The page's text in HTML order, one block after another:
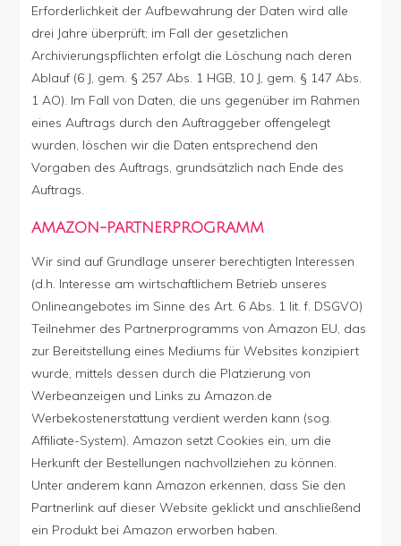
Erforderlichkeit der Aufbewahrung der Daten wird alle
drei Jahre überprüft; im Fall der gesetzlichen
Archivierungspflichten erfolgt die Löschung nach deren
Ablauf (6 J, gem. § 257 Abs. 1 HGB, 10 J, gem. § 147 Abs.
1 AO). Im Fall von Daten, die uns gegenüber im Rahmen
eines Auftrags durch den Auftraggeber offengelegt
wurden, löschen wir die Daten entsprechend den
Vorgaben des Auftrags, grundsätzlich nach Ende des
Auftrags.
AMAZON-PARTNERPROGRAMM
Wir sind auf Grundlage unserer berechtigten Interessen
(d.h. Interesse am wirtschaftlichem Betrieb unseres
Onlineangebotes im Sinne des Art. 6 Abs. 1 lit. f. DSGVO)
Teilnehmer des Partnerprogramms von Amazon EU, das
zur Bereitstellung eines Mediums für Websites konzipiert
wurde, mittels dessen durch die Platzierung von
Werbeanzeigen und Links zu Amazon.de
Werbekostenerstattung verdient werden kann (sog.
Affiliate-System). Amazon setzt Cookies ein, um die
Herkunft der Bestellungen nachvollziehen zu können.
Unter anderem kann Amazon erkennen, dass Sie den
Partnerlink auf dieser Website geklickt und anschließend
ein Produkt bei Amazon erworben haben.